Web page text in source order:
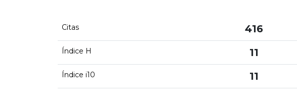
Citas 416
Índice H 11
Índice i10 11